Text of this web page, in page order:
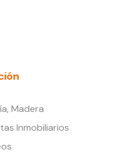
Madera
Inmobiliarios